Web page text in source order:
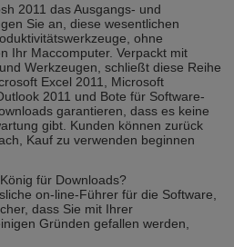
2011 das Ausgangs- und
Sie an, diese wesentlichen
ohne
Ihr Maccomputer. Verpackt mit
Werkzeugen, schließt diese Reihe
Excel 2011, Microsoft
2011 und Bote für Software-
garantieren, dass es keine
gibt. Kunden können zurück
Kauf zu verwenden beginnen
für Downloads?
on-line-Führer für die Software,
dass Sie mit Ihrer
Gründen gefallen werden,